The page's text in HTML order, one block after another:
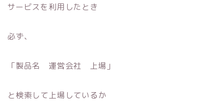
サービスを利用したとき
必ず、
「製品名 運営会社 上場」
と検索して上場しているか